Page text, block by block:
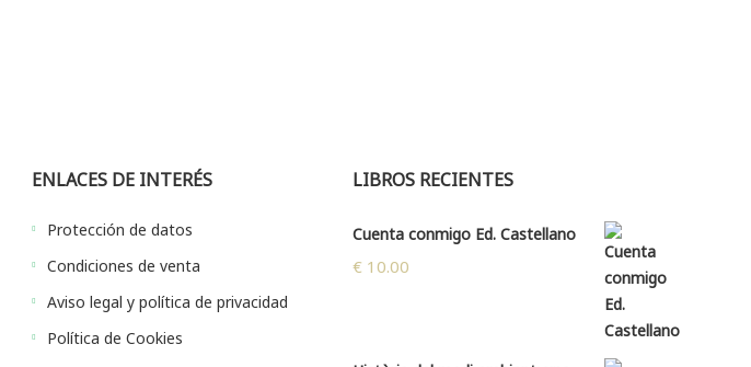
ENLACES DE INTERÉS
Protección de datos
Condiciones de venta
Aviso legal y política de privacidad
Política de Cookies
LIBROS RECIENTES
Cuenta conmigo Ed. Castellano
€10.00